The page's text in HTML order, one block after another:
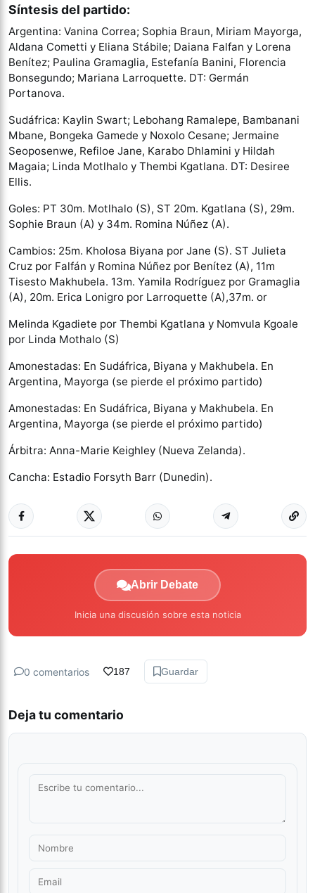
Síntesis del partido:
Argentina: Vanina Correa; Sophia Braun, Miriam Mayorga,
Aldana Cometti y Eliana Stábile; Daiana Falfan y Lorena
Benítez; Paulina Gramaglia, Estefanía Banini, Florencia
Bonsegundo; Mariana Larroquette. DT: Germán
Portanova.
Sudáfrica: Kaylin Swart; Lebohang Ramalepe, Bambanani
Mbane, Bongeka Gamede y Noxolo Cesane; Jermaine
Seoposenwe, Refiloe Jane, Karabo Dhlamini y Hildah
Magaia; Linda Motlhalo y Thembi Kgatlana. DT: Desiree
Ellis.
Goles: PT 30m. Motlhalo (S), ST 20m. Kgatlana (S), 29m.
Sophie Braun (A) y 34m. Romina Núñez (A).
Cambios: 25m. Kholosa Biyana por Jane (S). ST Julieta
Cruz por Falfán y Romina Núñez por Benítez (A), 11m
Tisesto Makhubela. 13m. Yamila Rodríguez por Gramaglia
(A), 20m. Erica Lonigro por Larroquette (A),37m. or
Melinda Kgadiete por Thembi Kgatlana y Nomvula Kgoale
por Linda Mothalo (S)
Amonestadas: En Sudáfrica, Biyana y Makhubela. En
Argentina, Mayorga (se pierde el próximo partido)
Amonestadas: En Sudáfrica, Biyana y Makhubela. En
Argentina, Mayorga (se pierde el próximo partido)
Árbitra: Anna-Marie Keighley (Nueva Zelanda).
Cancha: Estadio Forsyth Barr (Dunedin).
Abrir Debate
Inicia una discusión sobre esta noticia
0 comentarios 187 Guardar
Deja tu comentario